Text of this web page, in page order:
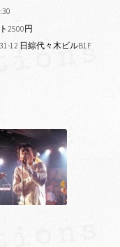
2500円
12 日綜代々木ビルB1F